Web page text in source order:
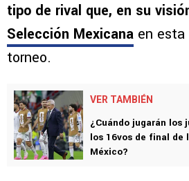
tipo de rival que, en su
Selección Mexicana en
torneo.
VER TAMBIÉN
¿Cuándo jugarán los
los 16vos de final de
México?